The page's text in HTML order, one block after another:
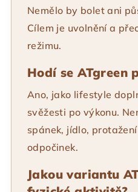
Nemělo by bolet ani
Cílem je uvolnění a
režimu.
Hodí se ATgreen
Ano, jako lifestyle
svěžesti po výkonu.
spánek, jídlo,
odpočinek.
Jakou variantu